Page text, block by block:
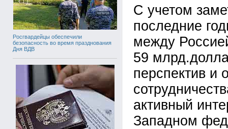
Росгвардейцы обеспечили
безопасность во время празднования
Дня ВДВ
С учетом
последние
между
59
перспектив и
активный
Западном